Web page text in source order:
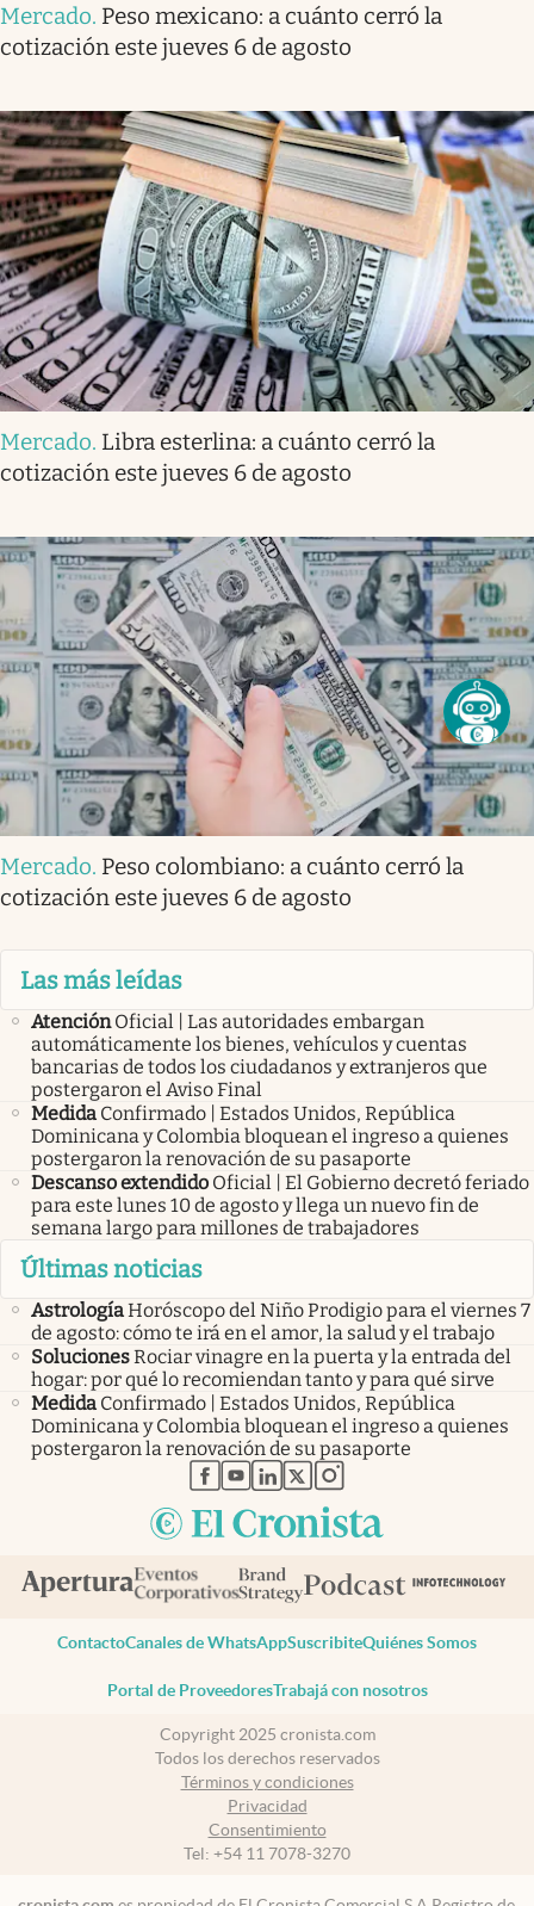
Mercado. Peso mexicano: a cuánto cerró la
cotización este jueves 6 de agosto
Mercado. Libra esterlina: a cuánto cerró la
cotización este jueves 6 de agosto
Mercado. Peso colombiano: a cuánto cerró la
cotización este jueves 6 de agosto
Las más leídas
Atención Oficial | Las autoridades embargan
automáticamente los bienes, vehículos y cuentas
bancarias de todos los ciudadanos y extranjeros que
postergaron el Aviso Final
Medida Confirmado | Estados Unidos, República
Dominicana y Colombia bloquean el ingreso a quienes
postergaron la renovación de su pasaporte
Descanso extendido Oficial | El Gobierno decretó feriado
para este lunes 10 de agosto y llega un nuevo fin de
semana largo para millones de trabajadores
Últimas noticias
AstrologíaHoróscopo del Niño Prodigio para el viernes 7
de agosto: cómo te irá en el amor, la salud y el trabajo
SolucionesRociar vinagre en la puerta y la entrada del
hogar: por qué lo recomiendan tanto y para qué sirve
Medida Confirmado | Estados Unidos, República
Dominicana y Colombia bloquean el ingreso a quienes
postergaron la renovación de su pasaporte
abre en nueva pestaña
abre en nueva pestaña
abre en nueva pestaña
abre en nueva pestaña
abre en nueva pestaña
ContactoCanales de WhatsAppSuscribiteQuiénes Somos
Portal de ProveedoresTrabajá con nosotros
Copyright 2025 cronista.com
Todos los derechos reservados
Términos y condiciones
Privacidad
Consentimiento
Tel: +54 11 7078-3270